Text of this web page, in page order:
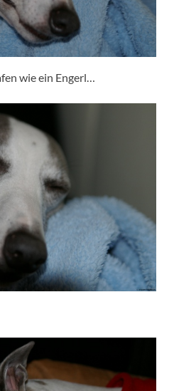
wie ein Engerl…